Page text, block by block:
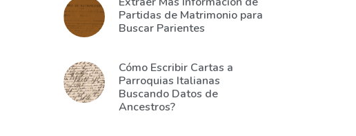
Partidas de Matrimonio para
Buscar Parientes
Cómo Escribir Cartas a
Parroquias Italianas
Buscando Datos de
Ancestros?